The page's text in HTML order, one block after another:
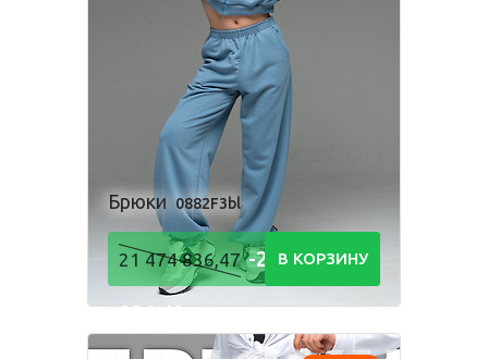
Брюки 0882F3bl
21 474 836,47-21 474
836,48Р
В КОРЗИНУ